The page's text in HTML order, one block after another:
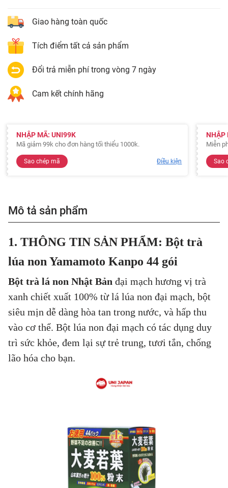
Giao hàng toàn quốc
Tích điểm tất cả sản phẩm
Đổi trả miễn phí trong vòng 7 ngày
Cam kết chính hãng
NHẬP MÃ: UNI99K
Mã giảm 99k cho đơn hàng tối thiểu 1000k.
Sao chép mã Điều kiện
NHẬP
Miễn
Sao
Mô tả sản phẩm
1. THÔNG TIN SẢN PHẨM: Bột trà
lúa non Yamamoto Kanpo 44 gói
Bột trà lá non Nhật Bản đại mạch hương vị trà
xanh chiết xuất 100% từ lá lúa non đại mạch, bột
siêu mịn dễ dàng hòa tan trong nước, và hấp thu
vào cơ thể. Bột lúa non đại mạch có tác dụng duy
trì sức khỏe, đem lại sự trẻ trung, tươi tắn, chống
lão hóa cho bạn.